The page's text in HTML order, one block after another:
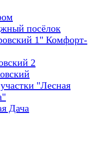
посёлок
1" Комфорт-
2
"Лесная
Дача